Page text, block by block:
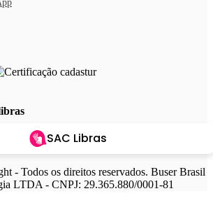
SAC Libras
- Todos os direitos reservados. Buser Brasil
LTDA - CNPJ: 29.365.880/0001-81